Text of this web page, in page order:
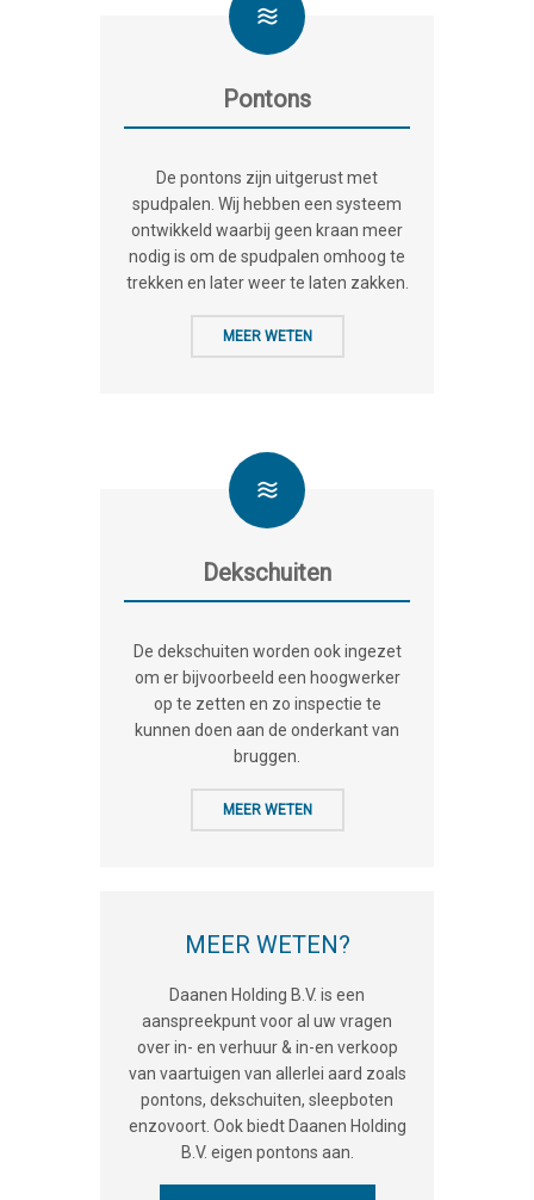
Pontons
De pontons zijn uitgerust met
spudpalen. Wij hebben een systeem
ontwikkeld waarbij geen kraan meer
nodig is om de spudpalen omhoog te
trekken en later weer te laten zakken.
MEER WETEN
Dekschuiten
De dekschuiten worden ook ingezet
om er bijvoorbeeld een hoogwerker
op te zetten en zo inspectie te
kunnen doen aan de onderkant van
bruggen.
MEER WETEN
MEER WETEN?
Daanen Holding B.V. is een
aanspreekpunt voor al uw vragen
over in- en verhuur & in-en verkoop
van vaartuigen van allerlei aard zoals
pontons, dekschuiten, sleepboten
enzovoort. Ook biedt Daanen Holding
B.V. eigen pontons aan.